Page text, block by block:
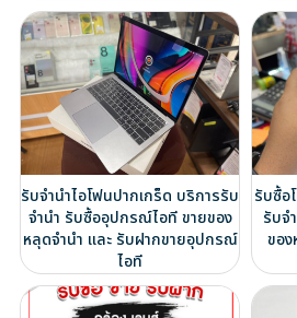
รับจำนำไอโฟนปากเกร็ด บริการรับ
จำนำ รับซื้ออุปกรณ์ไอที ขายของ
หลุดจำนำ และ รับฝากขายอุปกรณ์
ไอที
รับซื้อ
รับจ
ขอ